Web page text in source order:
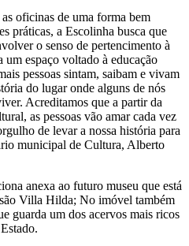
oficinas de uma forma bem
práticas, a Escolinha busca que
o senso de pertencimento à
um espaço voltado à educação
pessoas sintam, saibam e vivam
do lugar onde alguns de nós
Acreditamos que a partir da
as pessoas vão amar cada vez
de levar a nossa história para
municipal de Cultura, Alberto
anexa ao futuro museu que está
Villa Hilda; No imóvel também
guarda um dos acervos mais ricos